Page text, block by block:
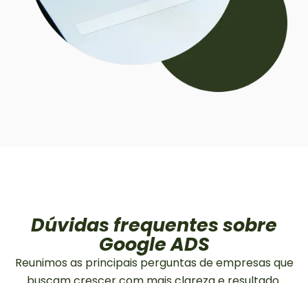
Dúvidas frequentes sobre
Google ADS
Reunimos as principais perguntas de empresas que